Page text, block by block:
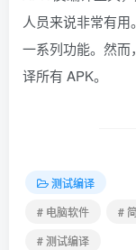
人员来说非常有
一系列功能。然而
译所有 APK。
测试编译
# 电脑软件
#
# 测试编译